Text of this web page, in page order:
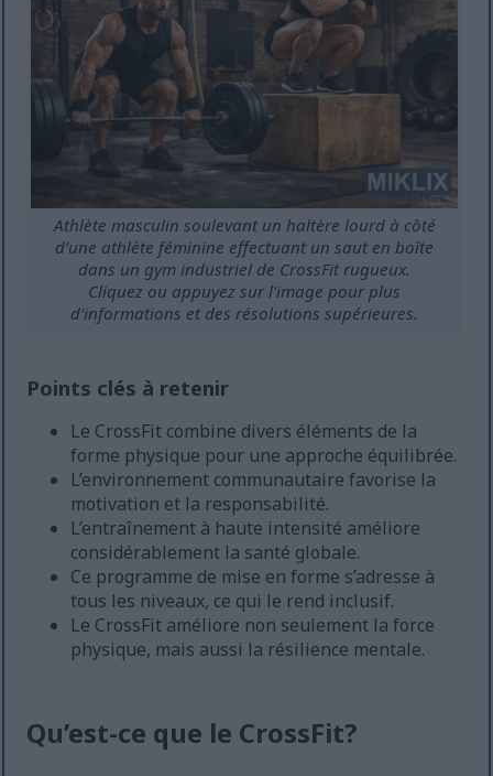
Athlète masculin soulevant un haltère lourd à côté
d’une athlète féminine effectuant un saut en boîte
dans un gym industriel de CrossFit rugueux.
Cliquez ou appuyez sur l'image pour plus
d'informations et des résolutions supérieures.
Points clés à retenir
Le CrossFit combine divers éléments de la
forme physique pour une approche équilibrée.
L’environnement communautaire favorise la
motivation et la responsabilité.
L’entraînement à haute intensité améliore
considérablement la santé globale.
Ce programme de mise en forme s’adresse à
tous les niveaux, ce qui le rend inclusif.
Le CrossFit améliore non seulement la force
physique, mais aussi la résilience mentale.
Qu’est-ce que le CrossFit?